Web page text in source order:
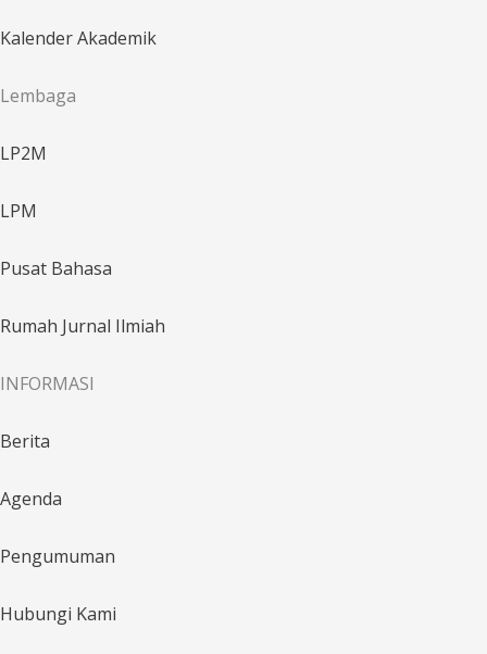
Kalender Akademik
Lembaga
LP2M
LPM
Pusat Bahasa
Rumah Jurnal Ilmiah
INFORMASI
Berita
Agenda
Pengumuman
Hubungi Kami